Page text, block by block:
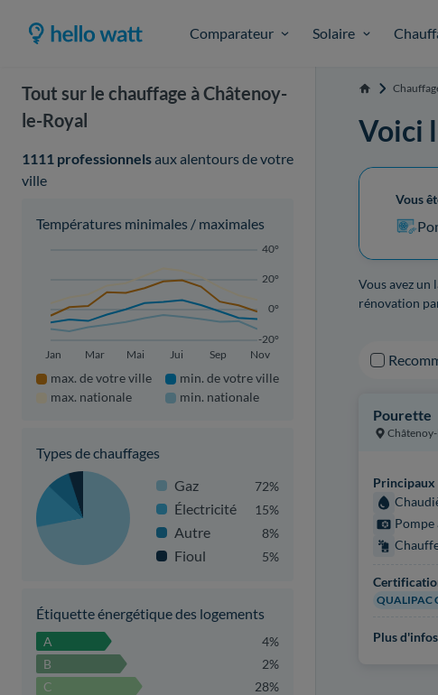
Comparateur Solaire
Tout sur le chauffage à Châtenoy-
le-Royal
1111 professionnelsaux alentours de votre
ville
Températures minimales / maximales
-20°
0°
20°
40°
Jan Mar Mai Jui Sep Nov
max. de votre ville
max. nationale
min. de votre ville
min. nationale
Types de chauffages
Gaz
72%
Électricité 15%
Autre 8%
Fioul 5%
Étiquette énergétique des logements
A
4%
B
2%
C
28%
Accueil
Voici
Vous
Vous avez un
rénovation
Pourette
Principaux
QUALIPAC
Plus